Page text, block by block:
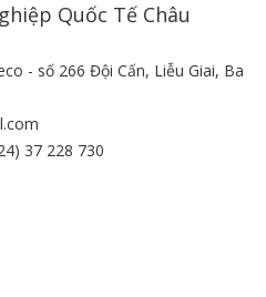
Quốc Tế Châu
- số 266 Đội Cấn, Liễu Giai, Ba
37 228 730